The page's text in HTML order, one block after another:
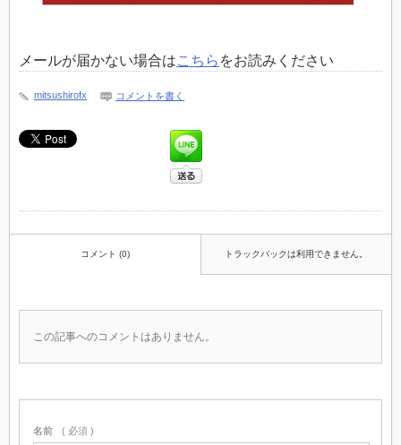
メールが届かない場合はこちら をお読みください
mitsushirofx コメントを書く
コメント (0) トラックバックは利用できません。
この記事へのコメントはありません。
名前 ( 必須 )